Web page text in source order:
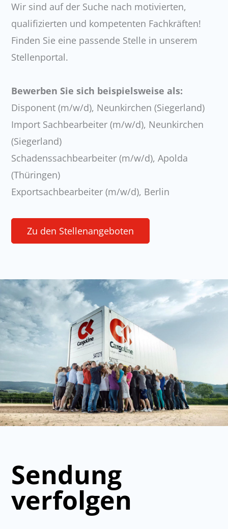
Wir sind auf der Suche nach motivierten,
qualifizierten und kompetenten Fachkräften!
Finden Sie eine passende Stelle in unserem
Stellenportal.
Bewerben Sie sich beispielsweise als:
Disponent (m/w/d), Neunkirchen (Siegerland)
Import Sachbearbeiter (m/w/d), Neunkirchen
(Siegerland)
Schadenssachbearbeiter (m/w/d), Apolda
(Thüringen)
Exportsachbearbeiter (m/w/d), Berlin
Zu den Stellenangeboten
Sendung
verfolgen